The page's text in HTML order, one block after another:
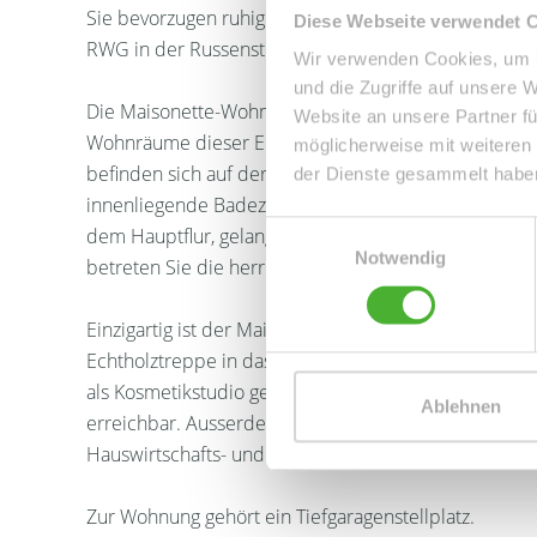
Diese Webseite verwendet
Wir verwenden Cookies,
und die Zugriffe auf unsere
Website an unsere Partner
möglicherweise mit
der Dienste gesammelt
Notwendig
Ablehnen
Sie bevorzugen ruhiges und trotzdem stadtnahes
RWG in der Russenstrasse 18 in Leipzig
Die Maisonette-Wohnung punktet durch einen
Wohnräume dieser Einheit sind von der Diele aus
befinden sich auf der linken Seite des Flures.
innenliegende Badezimmer mit Wanne, das Gäste-
dem Hauptflur, gelangt man ins Wohnzimmer mit
betreten Sie die herrliche Terrasse, welche Ihnen
Einzigartig ist der Maisonettenschnitt der
Echtholztreppe in das Souterraingeschoss. Hier
als Kosmetikstudio genutzt wird. Der Hobbyraum ist
erreichbar. Ausserdem gibt es im Souterrain neben
Hauswirtschafts- und einen Abstellraum.
Zur Wohnung gehört ein Tiefgaragenstellplatz.